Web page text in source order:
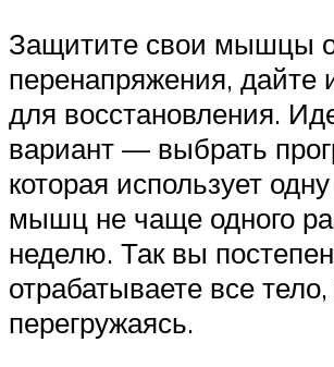
Защитите свои мышцы
перенапряжения, дайте
для восстановления.
вариант — выбрать
которая использует
мышц не чаще одного
неделю. Так вы
отрабатываете все
перегружаясь.